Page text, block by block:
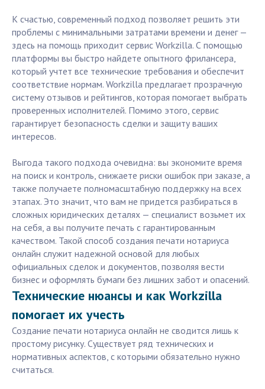
К счастью, современный подход позволяет решить эти
проблемы с минимальными затратами времени и денег —
здесь на помощь приходит сервис Workzilla. С помощью
платформы вы быстро найдете опытного фрилансера,
который учтет все технические требования и обеспечит
соответствие нормам. Workzilla предлагает прозрачную
систему отзывов и рейтингов, которая помогает выбрать
проверенных исполнителей. Помимо этого, сервис
гарантирует безопасность сделки и защиту ваших
интересов.
Выгода такого подхода очевидна: вы экономите время
на поиск и контроль, снижаете риски ошибок при заказе, а
также получаете полномасштабную поддержку на всех
этапах. Это значит, что вам не придется разбираться в
сложных юридических деталях — специалист возьмет их
на себя, а вы получите печать с гарантированным
качеством. Такой способ создания печати нотариуса
онлайн служит надежной основой для любых
официальных сделок и документов, позволяя вести
бизнес и оформлять бумаги без лишних забот и опасений.
Технические нюансы и как Workzilla
помогает их учесть
Создание печати нотариуса онлайн не сводится лишь к
простому рисунку. Существует ряд технических и
нормативных аспектов, с которыми обязательно нужно
считаться.